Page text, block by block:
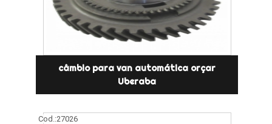
câmbio para van automática orçar
Uberaba
Cod.:27026